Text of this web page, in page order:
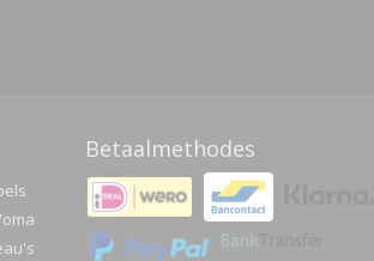
Betaalmethodes